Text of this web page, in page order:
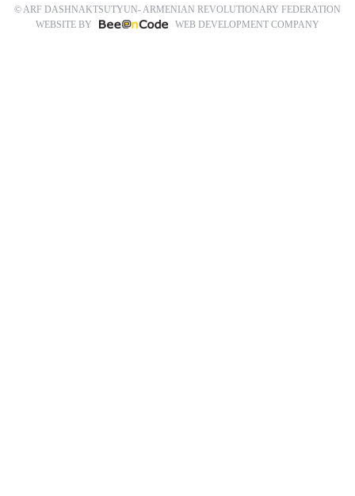
© ARF DASHNAKTSUTYUN- ARMENIAN REVOLUTIONARY FEDERATION
WEBSITE BY
WEB DEVELOPMENT COMPANY